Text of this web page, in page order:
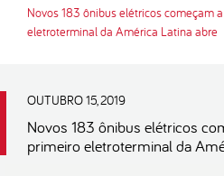
Novos 183 ônibus elétricos começam
eletroterminal da América Latina abre
OUTUBRO 15, 2019
Novos 183 ônibus elétricos
primeiro eletroterminal da